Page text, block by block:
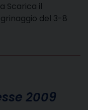
Scarica il
del 3-8
2009